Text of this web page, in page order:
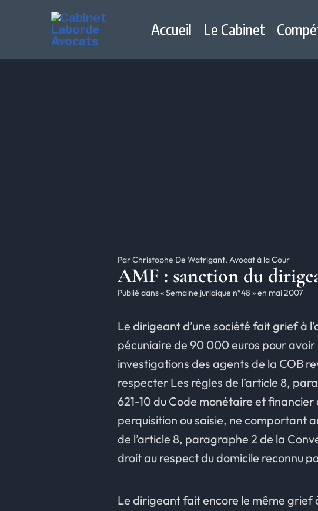
Accueil Le Cabinet
Par Christophe De Watrigant, Avocat à la Cour
AMF : sanction du
Publié dans « Semaine juridique n°48 » en mai 2007
Le dirigeant d’une société fait grief à
pécuniaire de 90 000 euros pour avoir
investigations des agents de la COB
respecter Les règles de l’article 8,
621-10 du Code monétaire et
perquisition ou saisie, ne comportant
de l’article 8, paragraphe 2 de la
droit au respect du domicile reconnu
Le dirigeant fait encore le même grief